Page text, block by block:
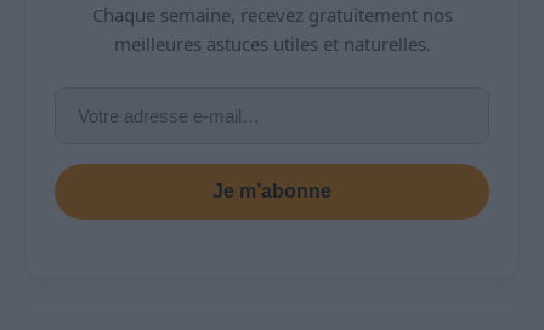
Chaque semaine, recevez gratuitement nos
meilleures astuces utiles et naturelles.
Je m’abonne